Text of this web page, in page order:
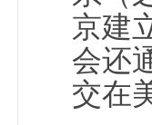
京建
会还
交在